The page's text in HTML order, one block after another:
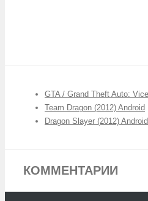
GTA / Grand Theft Auto:
Team Dragon (2012) Android
Dragon Slayer (2012) Android
КОММЕНТАРИИ